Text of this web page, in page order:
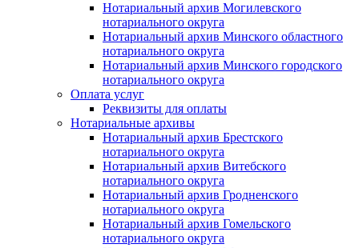
Нотариальный архив Могилевского
нотариального округа
Нотариальный архив Минского областного
нотариального округа
Нотариальный архив Минского городского
нотариального округа
Оплата услуг
Реквизиты для оплаты
Нотариальные архивы
Нотариальный архив Брестского
нотариального округа
Нотариальный архив Витебского
нотариального округа
Нотариальный архив Гродненского
нотариального округа
Нотариальный архив Гомельского
нотариального округа